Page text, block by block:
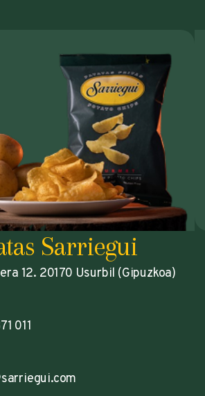
Sarriegui
12. 20170 Usurbil (Gipuzkoa)
011